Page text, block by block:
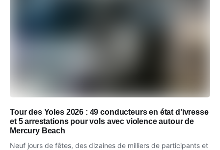
Tour des Yoles 2026 : 49 conducteurs en état d’ivresse
et 5 arrestations pour vols avec violence autour de
Mercury Beach
Neuf jours de fêtes, des dizaines de milliers de participants et